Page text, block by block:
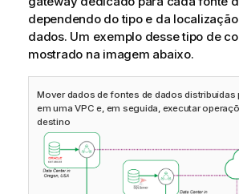
dependendo do tipo e da
dados. Um exemplo desse tipo de
mostrado na imagem abaixo.
Mover dados de fontes de dados distribuídas
em uma VPC e, em seguida, executar
destino